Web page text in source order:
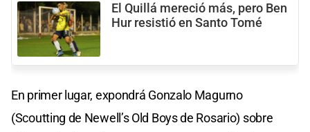
El Quillá mereció más, pero Ben
Hur resistió en Santo Tomé
En primer lugar, expondrá Gonzalo Magurno
(Scoutting de Newell’s Old Boys de Rosario) sobre